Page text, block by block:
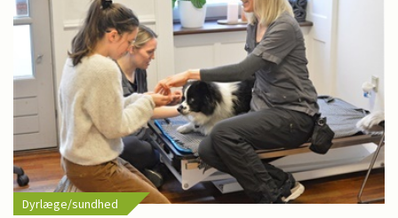
Dyrlæge/sundhed